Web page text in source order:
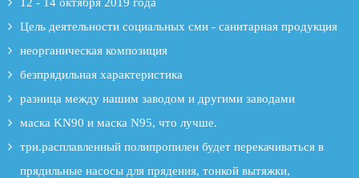
Цель деятельности социальных сми - санитарная продукция
неорганическая композиция
безпрядильная характеристика
разница между нашим заводом и другими заводами
маска KN90 и маска N95, что лучше.
три.расплавленный полипропилен будет перекачиваться в
прядильные насосы для прядения, тонкой вытяжки,